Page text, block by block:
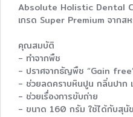
Absolute Holistic Dental
เกรด Super Premium จากสห
คุณสมบัติ
- ทำจากพืช
- ปราศจากธัญพืช “Gain
- ช่วยลดคราบหินปูน กลิ่นปาก
- ช่วยเรื่องการขับถ่าย
- ขนาด 160 กรัม ใช้ได้กับสุนั